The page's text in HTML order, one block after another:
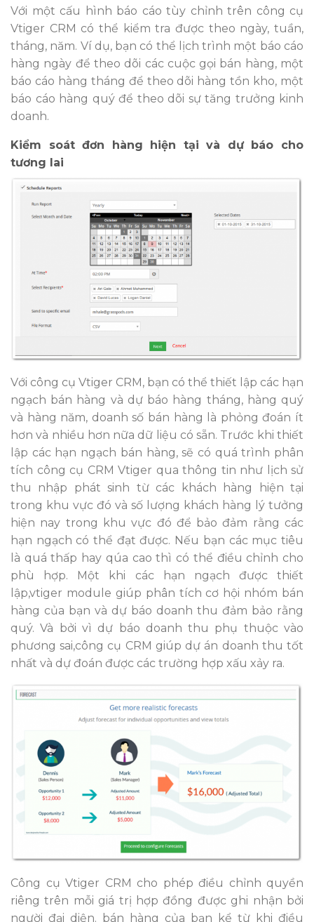
Với một cấu hình báo cáo tùy chỉnh trên công cụ
Vtiger CRM có thể kiểm tra được theo ngày, tuần,
tháng, năm. Ví dụ, bạn có thể lịch trình một báo cáo
hàng ngày để theo dõi các cuộc gọi bán hàng, một
báo cáo hàng tháng để theo dõi hàng tồn kho, một
báo cáo hàng quý để theo dõi sự tăng trưởng kinh
doanh.
Kiểm soát đơn hàng hiện tại và dự báo cho
tương lai
Với công cụ Vtiger CRM, bạn có thể thiết lập các hạn
ngạch bán hàng và dự báo hàng tháng, hàng quý
và hàng năm, doanh số bán hàng là phỏng đoán ít
hơn và nhiều hơn nữa dữ liệu có sẵn. Trước khi thiết
lập các hạn ngạch bán hàng, sẽ có quá trình phân
tích công cụ CRM Vtiger qua thông tin như lịch sử
thu nhập phát sinh từ các khách hàng hiện tại
trong khu vực đó và số lượng khách hàng lý tưởng
hiện nay trong khu vực đó để bảo đảm rằng các
hạn ngạch có thể đạt được. Nếu bạn các mục tiêu
là quá thấp hay qúa cao thì có thể điều chỉnh cho
phù hợp. Một khi các hạn ngạch được thiết
lập,vtiger module giúp phân tích cơ hội nhóm bán
hàng của bạn và dự báo doanh thu đảm bảo rằng
quý. Và bởi vì dự báo doanh thu phụ thuộc vào
phương sai,công cụ CRM giúp dự án doanh thu tốt
nhất và dự đoán được các trường hợp xấu xảy ra.
Công cụ Vtiger CRM cho phép điều chỉnh quyền
riêng trên mỗi giá trị hợp đồng được ghi nhận bởi
người đại diện. bán hàng của bạn kể từ khi điều